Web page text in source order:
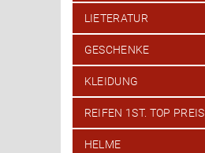
LIETERATUR
GESCHENKE
KLEIDUNG
REIFEN 1ST. TOP PREIS
HELME